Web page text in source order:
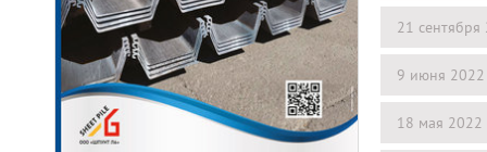
21 сентября
9 июня 2022
18 мая 2022